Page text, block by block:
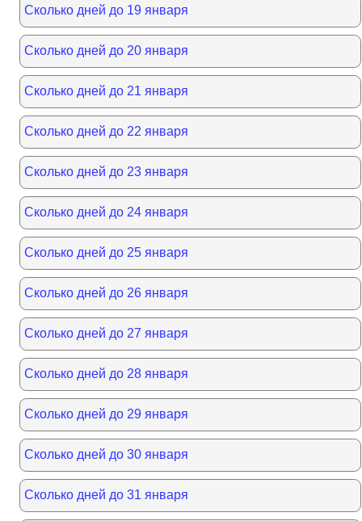
Сколько дней до 19 января
Сколько дней до 20 января
Сколько дней до 21 января
Сколько дней до 22 января
Сколько дней до 23 января
Сколько дней до 24 января
Сколько дней до 25 января
Сколько дней до 26 января
Сколько дней до 27 января
Сколько дней до 28 января
Сколько дней до 29 января
Сколько дней до 30 января
Сколько дней до 31 января